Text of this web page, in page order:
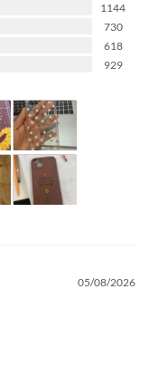
1144
730
618
929
05/08/2026